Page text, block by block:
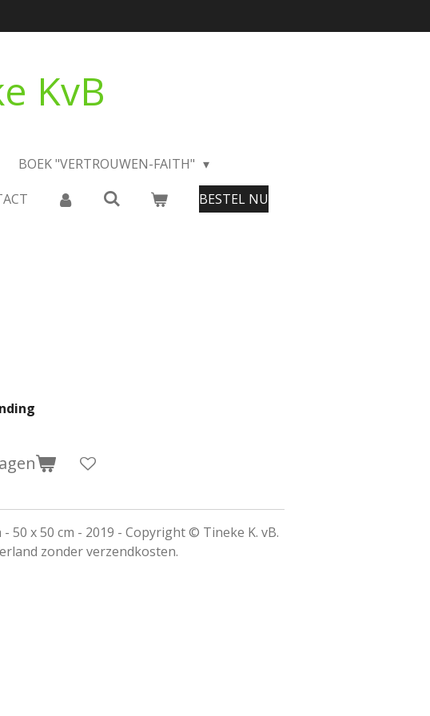
KvB
BOEK "VERTROUWEN-FAITH"
BESTEL NU
50 x 50 cm - 2019 - Copyright © Tineke K. vB.
zonder verzendkosten.